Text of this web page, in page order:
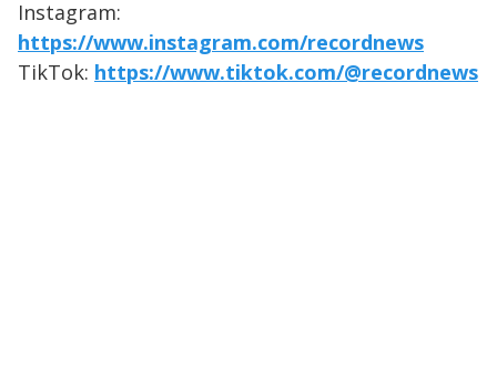
Instagram:
https://www.instagram.com/recordnews
TikTok: https://www.tiktok.com/@recordnews